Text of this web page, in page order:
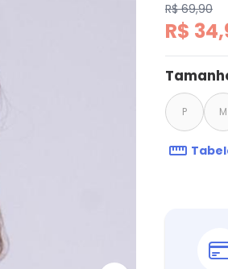
R$ 69,90
R$
P M